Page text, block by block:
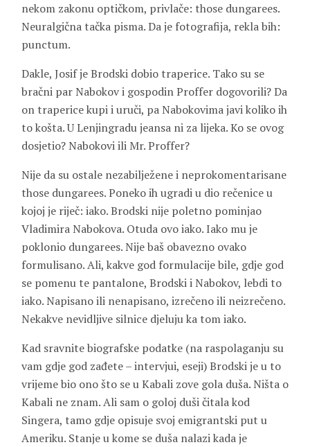
nekom zakonu optičkom, privlače: those dungarees.
Neuralgična tačka pisma. Da je fotografija, rekla bih:
punctum.
Dakle, Josif je Brodski dobio traperice. Tako su se
bračni par Nabokov i gospodin Proffer dogovorili? Da
on traperice kupi i uruči, pa Nabokovima javi koliko ih
to košta. U Lenjingradu jeansa ni za lijeka. Ko se ovog
dosjetio? Nabokovi ili Mr. Proffer?
Nije da su ostale nezabilježene i neprokomentarisane
those dungarees. Poneko ih ugradi u dio rečenice u
kojoj je riječ: iako. Brodski nije poletno pominjao
Vladimira Nabokova. Otuda ovo iako. Iako mu je
poklonio dungarees. Nije baš obavezno ovako
formulisano. Ali, kakve god formulacije bile, gdje god
se pomenu te pantalone, Brodski i Nabokov, lebdi to
iako. Napisano ili nenapisano, izrečeno ili neizrečeno.
Nekakve nevidljive silnice djeluju ka tom iako.
Kad sravnite biografske podatke (na raspolaganju su
vam gdje god zađete – intervjui, eseji) Brodski je u to
vrijeme bio ono što se u Kabali zove gola duša. Ništa o
Kabali ne znam. Ali sam o goloj duši čitala kod
Singera, tamo gdje opisuje svoj emigrantski put u
Ameriku. Stanje u kome se duša nalazi kada je